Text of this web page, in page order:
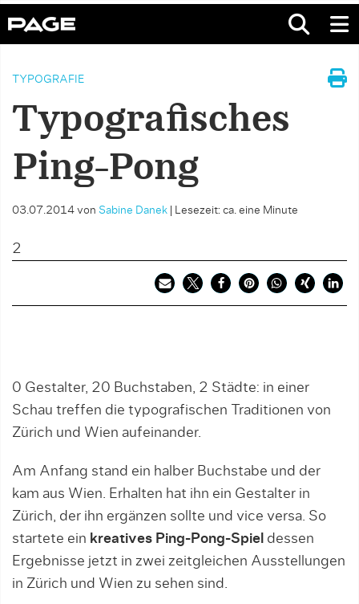
TYPOGRAFIE
Typografisches
Ping-Pong
03.07.2014 von Sabine Danek Lesezeit: ca. eine Minute
2
0 Gestalter, 20 Buchstaben, 2 Städte: in einer
Schau treffen die typografischen Traditionen von
Zürich und Wien aufeinander.
Am Anfang stand ein halber Buchstabe und der
kam aus Wien. Erhalten hat ihn ein Gestalter in
Zürich, der ihn ergänzen sollte und vice versa. So
startete ein kreatives Ping-Pong-Spiel dessen
Ergebnisse jetzt in zwei zeitgleichen Ausstellungen
in Zürich und Wien zu sehen sind.